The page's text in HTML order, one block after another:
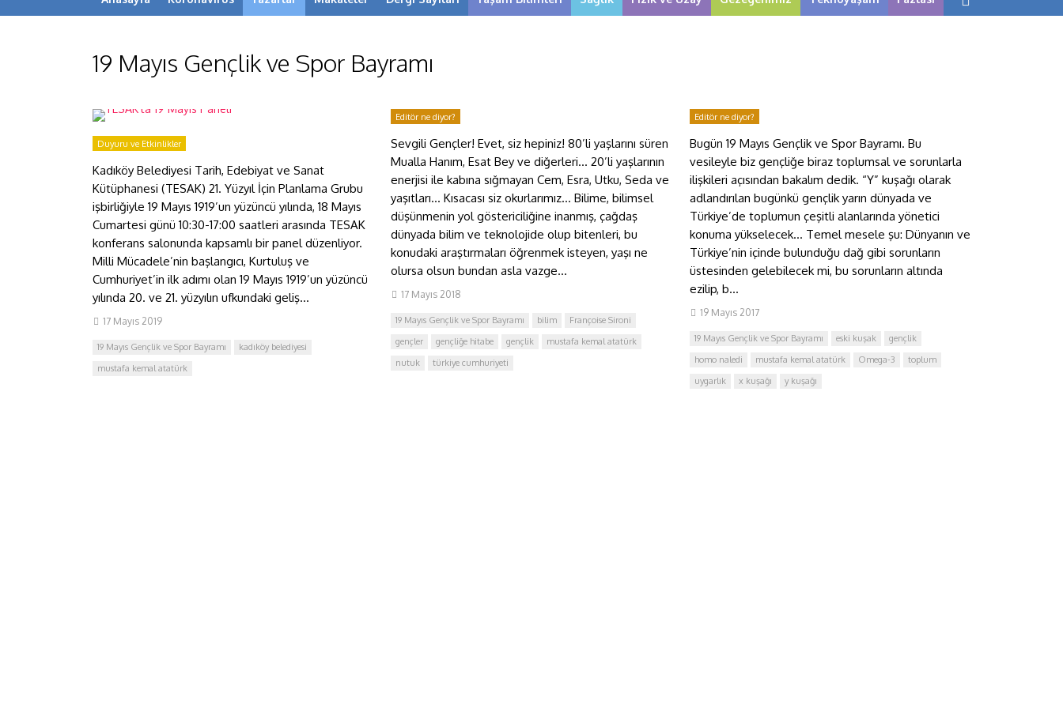
19 Mayıs Gençlik ve Spor Bayramı
Duyuru ve Etkinlikler
Kadıköy Belediyesi Tarih, Edebiyat ve Sanat
Kütüphanesi (TESAK) 21. Yüzyıl İçin Planlama Grubu
işbirliğiyle 19 Mayıs 1919’un yüzüncü yılında, 18 Mayıs
Cumartesi günü 10:30-17:00 saatleri arasında TESAK
konferans salonunda kapsamlı bir panel düzenliyor.
Milli Mücadele’nin başlangıcı, Kurtuluş ve
Cumhuriyet’in ilk adımı olan 19 Mayıs 1919’un yüzüncü
yılında 20. ve 21. yüzyılın ufkundaki geliş...
17 Mayıs 2019
19 Mayıs Gençlik ve Spor Bayramı
kadıköy belediyesi
mustafa kemal atatürk
Editör ne diyor?
Sevgili Gençler! Evet, siz hepiniz! 80’li yaşlarını süren
Mualla Hanım, Esat Bey ve diğerleri… 20’li yaşlarının
enerjisi ile kabına sığmayan Cem, Esra, Utku, Seda ve
yaşıtları… Kısacası siz okurlarımız… Bilime, bilimsel
düşünmenin yol göstericiliğine inanmış, çağdaş
dünyada bilim ve teknolojide olup bitenleri, bu
konudaki araştırmaları öğrenmek isteyen, yaşı ne
olursa olsun bundan asla vazge...
17 Mayıs 2018
19 Mayıs Gençlik ve Spor Bayramı bilim
Françoise Sironi
gençler
gençliğe hitabe gençlik
mustafa kemal atatürk
nutuk
türkiye cumhuriyeti
Editör ne diyor?
Bugün 19 Mayıs Gençlik ve Spor Bayramı. Bu
vesileyle biz gençliğe biraz toplumsal ve sorunlarla
ilişkileri açısından bakalım dedik. “Y” kuşağı olarak
adlandırılan bugünkü gençlik yarın dünyada ve
Türkiye’de toplumun çeşitli alanlarında yönetici
konuma yükselecek… Temel mesele şu: Dünyanın ve
Türkiye’nin içinde bulunduğu dağ gibi sorunların
üstesinden gelebilecek mi, bu sorunların altında
ezilip, b...
19 Mayıs 2017
19 Mayıs Gençlik ve Spor Bayramı eski kuşak
gençlik
homo naledi
mustafa kemal atatürk Omega-3
toplum
uygarlık
x kuşağı y kuşağı